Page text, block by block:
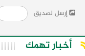
إرسل لصديقFacebook
أخبار تهمك